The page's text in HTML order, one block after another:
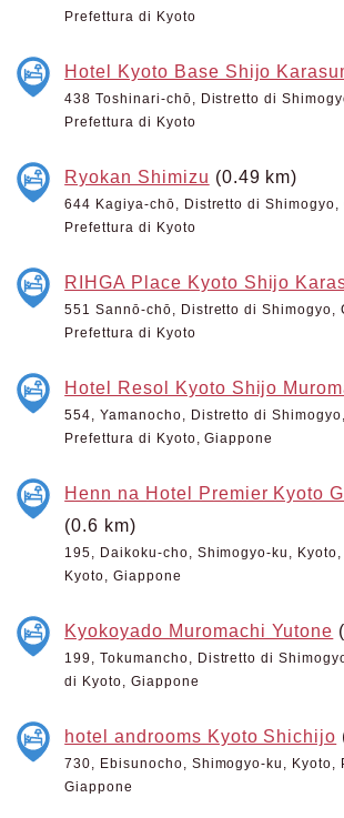
Prefettura di Kyoto
Hotel Kyoto Base Shijo
438 Toshinari-chō, Distretto di
Prefettura di Kyoto
Ryokan Shimizu (0.49 km)
644 Kagiya-chō, Distretto di Shimogyo,
Prefettura di Kyoto
RIHGA Place Kyoto Shijo
551 Sannō-chō, Distretto di Shimogyo,
Prefettura di Kyoto
Hotel Resol Kyoto Shijo
554, Yamanocho, Distretto di
Prefettura di Kyoto, Giappone
Henn na Hotel Premier Kyoto
(0.6 km)
195, Daikoku-cho, Shimogyo-ku,
Kyoto, Giappone
Kyokoyado Muromachi Yutone
199, Tokumancho, Distretto di
di Kyoto, Giappone
hotel androoms Kyoto Shichijo
730, Ebisunocho, Shimogyo-ku, Kyoto,
Giappone